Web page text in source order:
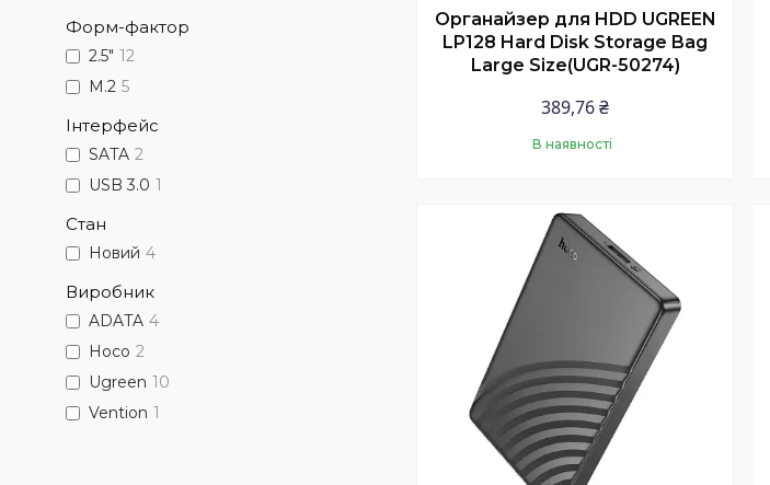
Органайзер для HDD UGREEN
LP128 Hard Disk Storage Bag
Large Size(UGR-50274)
389,76 ₴
В наявності
Купити
Форм-фактор
2.5" 12
M.2 5
Інтерфейс
SATA 2
USB 3.0 1
Стан
Новий 4
Виробник
ADATA 4
Hoco 2
Ugreen 10
Vention 1